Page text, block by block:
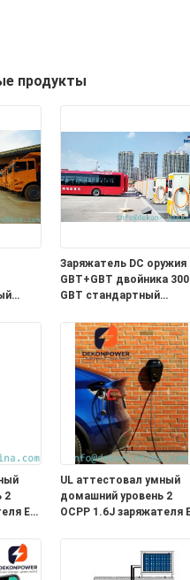
продукты
кВт
Заряжатель DC оружия
GBT+GBT двойника
GBT стандартный
электротранспорта
2
EV
UL аттестовал умный
домашний уровень 2
OCPP 1.6J заряжателя
метрами привязывает
выход 32A